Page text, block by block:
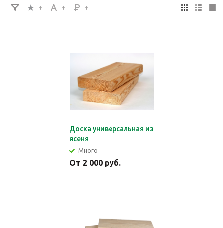
Доска универсальная из
ясеня
Много
От 2 000 руб.